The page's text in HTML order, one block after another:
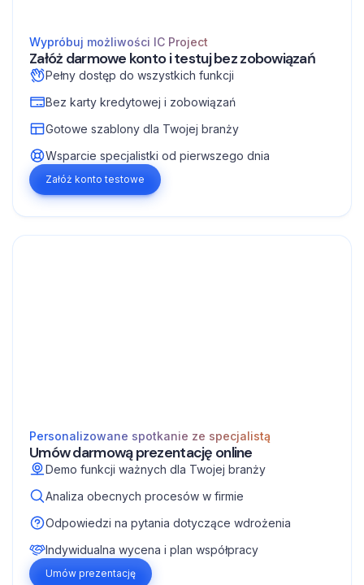
Wypróbuj możliwości IC Project
Załóż darmowe konto i testuj bez zobowiązań
Pełny dostęp do wszystkich funkcji
Bez karty kredytowej i zobowiązań
Gotowe szablony dla Twojej branży
Wsparcie specjalistki od pierwszego dnia
Załóż konto testowe
Personalizowane spotkanie ze specjalistą
Umów darmową prezentację online
Demo funkcji ważnych dla Twojej branży
Analiza obecnych procesów w firmie
Odpowiedzi na pytania dotyczące wdrożenia
Indywidualna wycena i plan współpracy
Umów prezentację